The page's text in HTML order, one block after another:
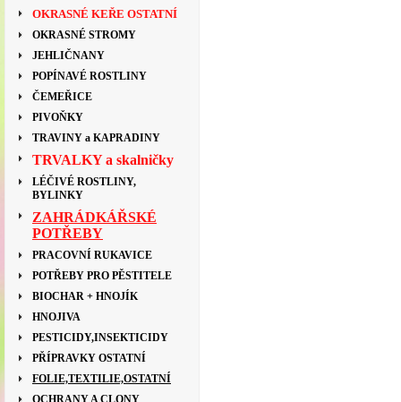
OKRASNÉ KEŘE OSTATNÍ
OKRASNÉ STROMY
JEHLIČNANY
POPÍNAVÉ ROSTLINY
ČEMEŘICE
PIVOŇKY
TRAVINY a KAPRADINY
TRVALKY a skalničky
LÉČIVÉ ROSTLINY,
BYLINKY
ZAHRÁDKÁŘSKÉ
POTŘEBY
PRACOVNÍ RUKAVICE
POTŘEBY PRO PĚSTITELE
BIOCHAR + HNOJÍK
HNOJIVA
PESTICIDY,INSEKTICIDY
PŘÍPRAVKY OSTATNÍ
FOLIE,TEXTILIE,OSTATNÍ
OCHRANY A CLONY